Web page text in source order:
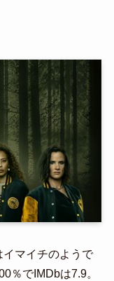
マイチのようで
％でIMDbは7.9。